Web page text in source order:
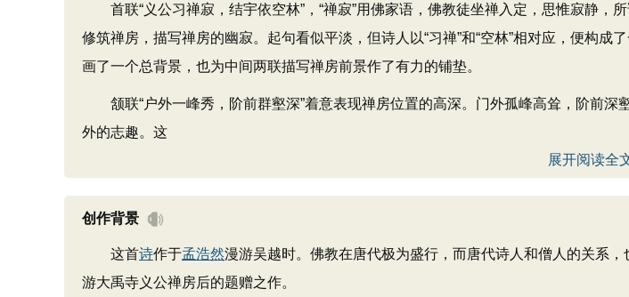
首联“义公习禅寂，结宇依空林”，“禅寂”用佛家语，佛教徒坐禅入定，思惟寂静，
修筑禅房，描写禅房的幽寂。起句看似平淡，但诗人以“习禅”和“空林”相对应，便构
画了一个总背景，也为中间两联描写禅房前景作了有力的铺垫。
颔联“户外一峰秀，阶前群壑深”着意表现禅房位置的高深。门外孤峰高耸，阶前深
外的志趣。这
展开阅读全
创作背景
这首诗作于孟浩然漫游吴越时。佛教在唐代极为盛行，而唐代诗人和僧人的关系
游大禹寺义公禅房后的题赠之作。